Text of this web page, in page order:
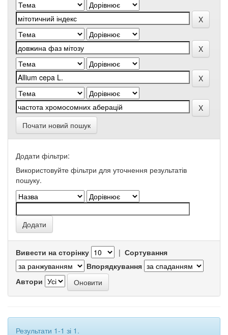
Почати новий пошук
Додати фільтри:
Використовуйте фільтри для уточнення результатів
пошуку.
Вивести на сторінку | Сортування
Впорядкування
Автори
Результати 1-1 зі 1.